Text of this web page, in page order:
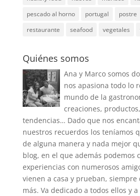
pescado al horno
portugal postre
restaurante
seafood vegetales
Quiénes somos
Ana y Marco somos
nos apasiona todo lo
mundo de la
creaciones,
tendencias… Dado que nos
nuestros recuerdos los teníamos
de alguna manera y nada mejor
blog, en el que además podemos
experiencias con numerosos
vienen a casa y prueban,
más. Va dedicado a todos ellos y